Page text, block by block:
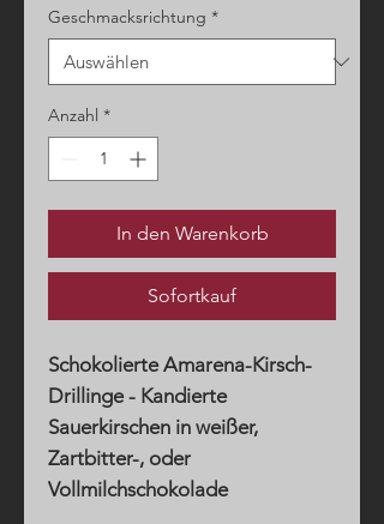
Gramm
Geschmacksrichtung *
Anzahl *
In den Warenkorb
Sofortkauf
Schokolierte Amarena-Kirsch-
Drillinge - Kandierte
Sauerkirschen in weißer,
Zartbitter-, oder
Vollmilchschokolade